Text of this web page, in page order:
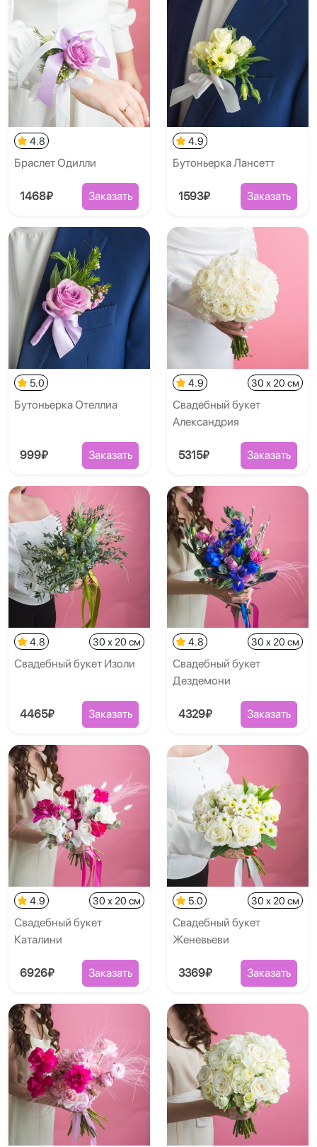
4.8
​Брасле​т Одилли
1468₽ Заказать
4.9
Бутоньерка Лансетт
1593₽ Заказать
5.0
Бутоньерка Отеллиа
999₽ Заказать
4.9 30 x 20 см
Свадебный букет
Александрия
5315₽ Заказать
4.8 30 x 20 см
Свадебный букет Изоли
4465₽ Заказать
4.8 30 x 20 см
Свадебный букет
Дездемони
4329₽ Заказать
4.9 30 x 20 см
Свадебный букет
Каталини
6926₽ Заказать
5.0 30 x 20 см
Свадебный букет
Женевьеви
3369₽ Заказать